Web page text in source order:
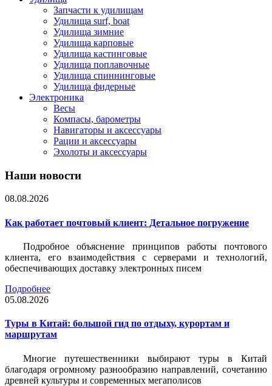
Запчасти к удилищам
Удилища surf, boat
Удилища зимние
Удилища карповые
Удилища кастинговые
Удилища поплавочные
Удилища спиннинговые
Удилища фидерные
Электроника
Весы
Компасы, барометры
Навигаторы и аксессуары
Рации и аксессуары
Эхолоты и аксессуары
Наши новости
08.08.2026
Как работает почтовый клиент: Детальное погружение
Подробное объяснение принципов работы почтового
клиента, его взаимодействия с серверами и технологий,
обеспечивающих доставку электронных писем
Подробнее
05.08.2026
Туры в Китай: большой гид по отдыху, курортам и
маршрутам
Многие путешественники выбирают туры в Китай
благодаря огромному разнообразию направлений, сочетанию
древней культуры и современных мегаполисов